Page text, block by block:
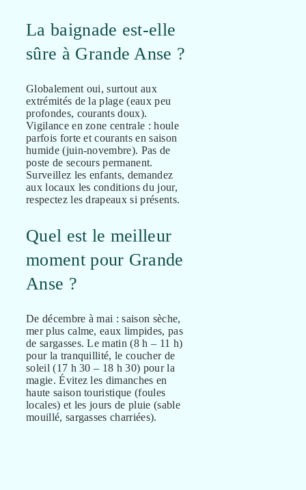
La baignade est-elle
sûre à Grande Anse ?
Globalement oui, surtout aux
extrémités de la plage (eaux peu
profondes, courants doux).
Vigilance en zone centrale : houle
parfois forte et courants en saison
humide (juin-novembre). Pas de
poste de secours permanent.
Surveillez les enfants, demandez
aux locaux les conditions du jour,
respectez les drapeaux si présents.
Quel est le meilleur
moment pour Grande
Anse ?
De décembre à mai : saison sèche,
mer plus calme, eaux limpides, pas
de sargasses. Le matin (8 h – 11 h)
pour la tranquillité, le coucher de
soleil (17 h 30 – 18 h 30) pour la
magie. Évitez les dimanches en
haute saison touristique (foules
locales) et les jours de pluie (sable
mouillé, sargasses charriées).